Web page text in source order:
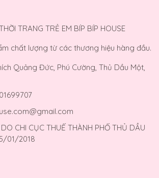
TRANG TRẺ EM BÍP BÍP HOUSE
chất lượng từ các thương hiệu hàng đầu.
Quảng Đức, Phú Cường, Thủ Dầu Một,
CHI CỤC THUẾ THÀNH PHỐ THỦ DẦU
01/2018